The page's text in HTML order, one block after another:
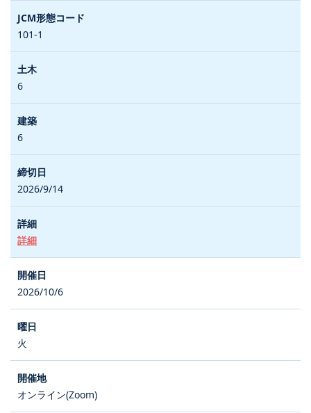
101-1
6
6
2026/9/14
詳細
2026/10/6
火
オンライン(Zoom)